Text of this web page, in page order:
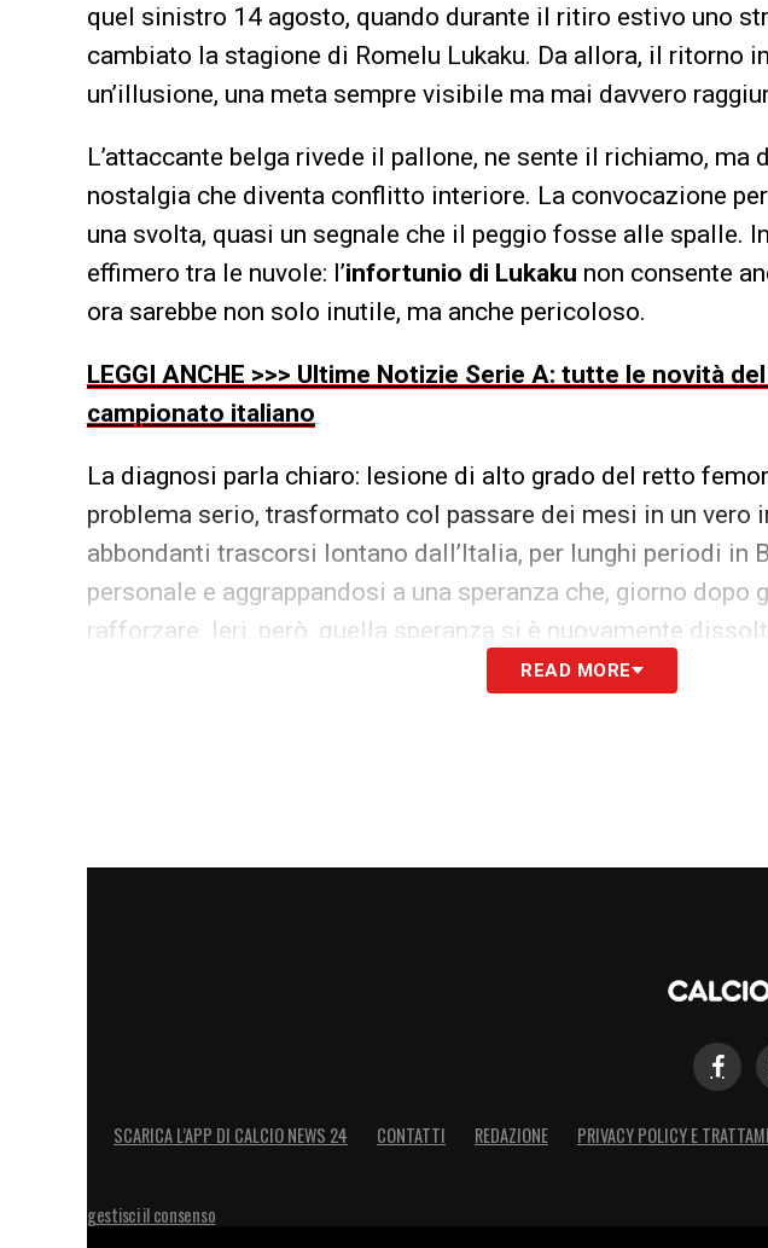
quel sinistro 14 agosto, quando durante il ritiro estivo uno
cambiato la stagione di Romelu Lukaku. Da allora, il ritorno
un’illusione, una meta sempre visibile ma mai davvero
L’attaccante belga rivede il pallone, ne sente il richiamo, ma
nostalgia che diventa conflitto interiore. La convocazione
una svolta, quasi un segnale che il peggio fosse alle spalle.
effimero tra le nuvole: l’infortunio di Lukaku non consente
ora sarebbe non solo inutile, ma anche pericoloso.
LEGGI ANCHE >>> Ultime Notizie Serie A: tutte le novità
campionato italiano
La diagnosi parla chiaro: lesione di alto grado del retto
problema serio, trasformato col passare dei mesi in un vero
abbondanti trascorsi lontano dall’Italia, per lunghi periodi in
personale e aggrappandosi a una speranza che, giorno dopo
rafforzare. Ieri, però, quella speranza si è nuovamente
Come riportato da La Gazzetta dello Sport, er la sfida contro
Il bilancio è pesante. Quattro mesi e mezzo già trascorsi, che
diventeranno oltre cinque, hanno cancellato quasi un intero
con previsioni avventate. Meglio attendere, passo dopo
READ MORE
SCARICA L’APP DI CALCIO NEWS 24 CONTATTI REDAZIONE PRIVACY POLICY E
gestisci il consenso